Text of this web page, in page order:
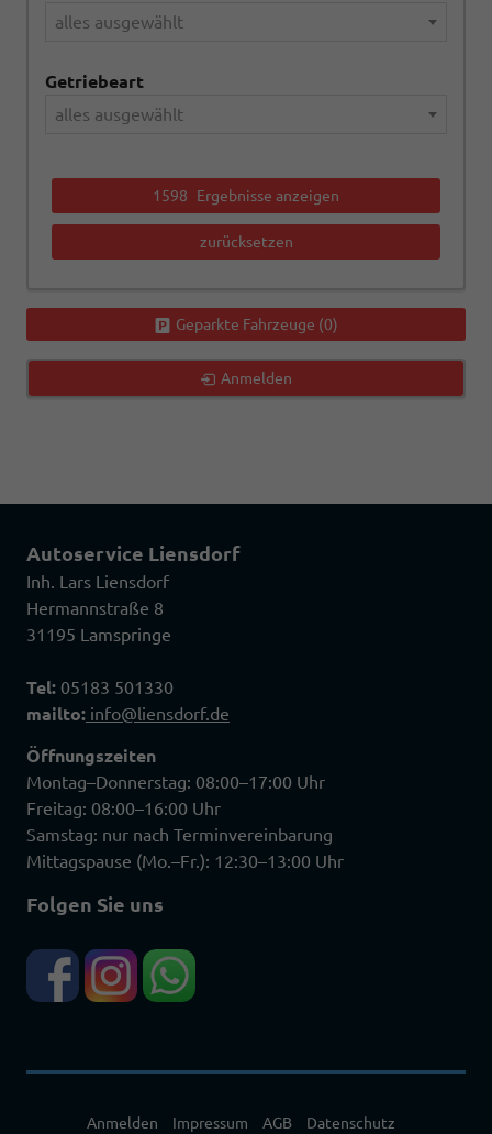
alles ausgewählt
Getriebeart
alles ausgewählt
1598 Ergebnisse anzeigen
zurücksetzen
Geparkte Fahrzeuge (0)
Anmelden
Autoservice Liensdorf
Inh. Lars Liensdorf
Hermannstraße 8
31195 Lamspringe
Tel: 05183 501330
mailto: info@liensdorf.de
Öffnungszeiten
Montag–Donnerstag: 08:00–17:00 Uhr
Freitag: 08:00–16:00 Uhr
Samstag: nur nach Terminvereinbarung
Mittagspause (Mo.–Fr.): 12:30–13:00 Uhr
Folgen Sie uns
Anmelden Impressum AGB Datenschutz